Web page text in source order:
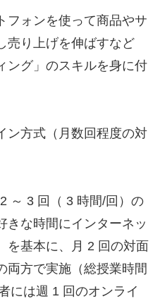
フォンを使って商品やサ
売り上げを伸ばすなど
ング」のスキルを身に付
ン方式（月数回程度の対
～ 3 回（ 3 時間/回）の
きな時間にインターネッ
を基本に、月 2 回の対面
両方で実施（総授業時間
には週 1 回のオンライ